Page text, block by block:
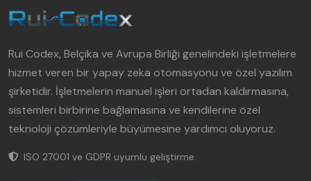
Rui Codex, Belçika ve Avrupa Birliği genelindeki işletmelere
hizmet veren bir yapay zeka otomasyonu ve özel yazılım
şirketidir. İşletmelerin manuel işleri ortadan kaldırmasına,
sistemleri birbirine bağlamasına ve kendilerine özel
teknoloji çözümleriyle büyümesine yardımcı oluyoruz.
ISO 27001 ve GDPR uyumlu geliştirme.